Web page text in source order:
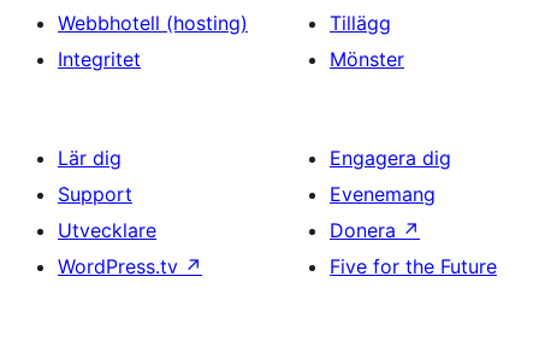
Webbhotell (hosting)
Integritet
Tillägg
Mönster
Lär dig
Support
Utvecklare
WordPress.tv ↗
Engagera dig
Evenemang
Donera ↗
Five for the Future